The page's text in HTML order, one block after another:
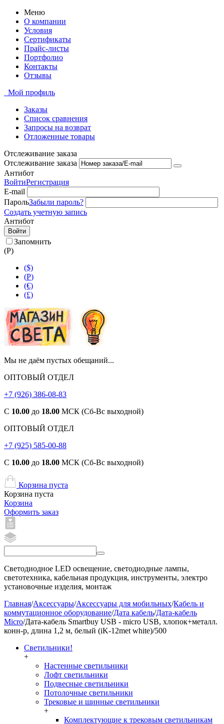
Меню
О компании
Условия
Сертификаты
Прайс-листы
Портфолио
Контакты
Отзывы
Мой профиль
Заказы
Список сравнения
Запросы на возврат
Отложенные товары
Отслеживание заказа
Отслеживание заказа
Антибот
ВойтиРегистрация
E-mail
ПарольЗабыли пароль?
Создать учетную запись
Антибот
Войти
Запомнить
(Р)
($)
(Р)
(€)
(£)
Мы не даём пустых обещаний...
ОПТОВЫЙ ОТДЕЛ
+7 (926) 386-08-83
С 10.00 до 18.00 МСК (Сб-Вс выходной)
ОПТОВЫЙ ОТДЕЛ
+7 (925) 585-00-88
С 10.00 до 18.00 МСК (Сб-Вс выходной)
Корзина пуста
Корзина пуста
Корзина
Оформить заказ
Светодиодное LED освещение, светодиодные лампы,
светотехника, кабельная продукция, инструменты, электро
установочные изделия, монтаж
Главная/Аксессуары/Аксессуары для мобильных/Кабель и
коммутационное оборудование/Дата кабель/Дата-кабель
Micro/Дата-кабель Smartbuy USB - micro USB, хлопок+металл.
конн-р, длина 1,2 м, белый (iK-12met white)/500
Светильники!
+
Настенные светильники
Лофт светильники
Подвесные светильники
Потолочные светильники
Трековые и шинные светильники
+
Комплектующие к трековым светильникам